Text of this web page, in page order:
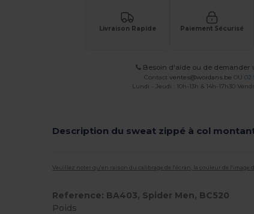
Livraison Rapide Paiement Sécurisé
Besoin d'aide ou de demander
Contactventes@wordans.be OU02
Lundi - Jeudi : 10h-13h & 14h-17h30
Description du sweat zippé à col
Veuillez noter qu'en raison du calibrage de l'écran, la couleur de
Reference: BA403, Spider Men, BC520
Poids